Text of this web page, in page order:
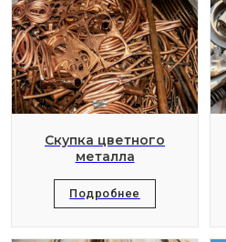
Скупка цветного
металла
Подробнее